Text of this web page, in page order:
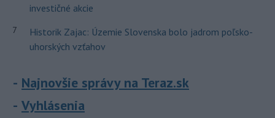
investičné akcie
7
Historik Zajac: Územie Slovenska bolo jadrom poľsko-
uhorských vzťahov
Najnovšie správy na Teraz.sk
Vyhlásenia